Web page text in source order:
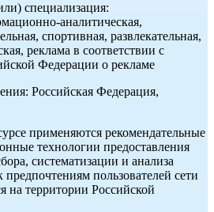
специализация:
аналитическая,
спортивная, развлекательная,
реклама в соответствии с
Федерации о рекламе
Российская Федерация,
применяются рекомендательные
технологии предоставления
систематизации и анализа
пользователей сети
на территории Российской